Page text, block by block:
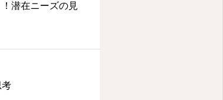
潜在ニーズの見
考